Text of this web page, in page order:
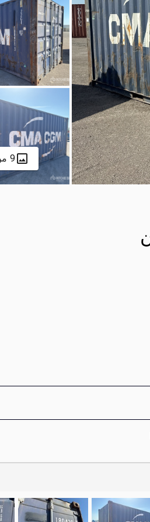
9 من الصور